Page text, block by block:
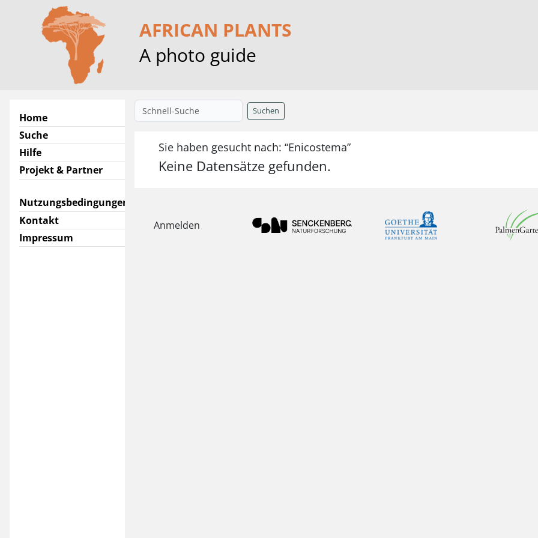
AFRICAN PLANTS
A photo guide
Home
Suche
Hilfe
Projekt & Partner
Nutzungsbedingungen
Kontakt
Impressum
Suchen
Sie haben gesucht nach: “Enicostema”
Keine Datensätze gefunden.
Anmelden